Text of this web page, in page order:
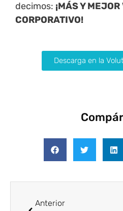
decimos: ¡MÁS Y
CORPORATIVO!
Descarga en la
Anterior